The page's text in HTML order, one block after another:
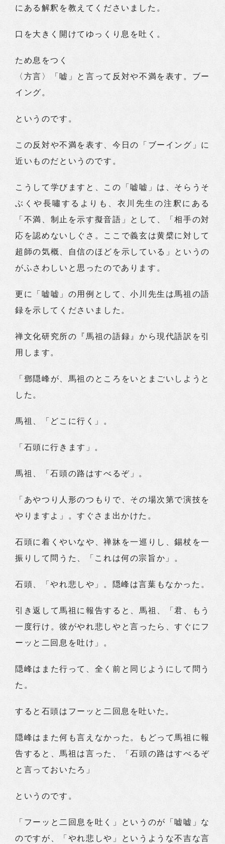
にある解釈を教えてくださいました。
口を大きく開けてゆっくり息を吐く。
ため息をつく
〈方言〉「嘘」と言って反対や不満を表す。ブー
イング。
というのです。
この反対や不満を表す、今日の「ブーイング」に
近いものだというのです。
こうして学びますと、この「嘘嘘」は、そらうそ
ぶくや長嘯するよりも、衣川先生の注釈にある
「不満、制止を示す擬音語」として、「相手の対
応を認めないしぐさ。ここで義玄は黄檗に対して
超師の気概、自信のほどを示している」というの
がふさわしいと思ったのであります。
更に「嘘嘘」の用例として、小川先生は馬祖の語
録を示してくださいました。
禅文化研究所の『馬祖の語録』から現代語訳を引
用します。
「鄧隠峰が、馬祖のところをいとまごいしようと
した。
馬祖、「どこに行く」。
「石頭に行きます」。
馬祖、「石頭の路はすべるぞ」。
「あやつり人形のつもりで、その場次第で演技を
やりますよ」。すぐさま出かけた。
石頭に着くやいなや、禅牀を一巡りし、錫杖を一
振りして問うた、「これは何の宗旨か」。
石頭、「やれ悲しや」。隠峰は言葉もなかった。
引き返して馬祖に報告すると、馬祖、「君、もう
一度行け。彼がやれ悲しやと言ったら、すぐにフ
ーッと二回息を吐け」。
隠峰はまた行って、全く前と同じようにして問う
た。
すると石頭はフーッと二回息を吐いた。
隠峰はまた何も言えなかった。もどって馬祖に報
告すると、馬祖は言った、「石頭の路はすべるぞ
と言っておいたろ」
というのです。
「フーッと二回息を吐く」というのが「嘘嘘」な
のですが、「やれ悲しや」というような不吉な言